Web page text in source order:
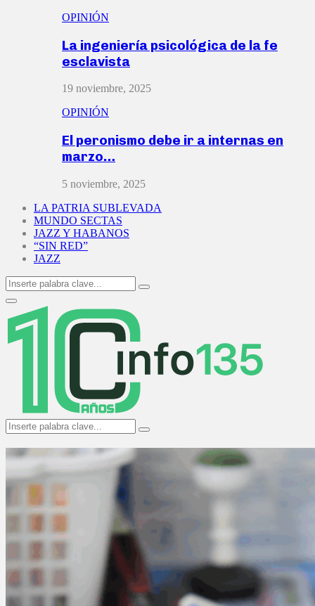
OPINIÓN
La ingeniería psicológica de la fe
esclavista
19 noviembre, 2025
OPINIÓN
El peronismo debe ir a internas en
marzo…
5 noviembre, 2025
LA PATRIA SUBLEVADA
MUNDO SECTAS
JAZZ Y HABANOS
“SIN RED”
JAZZ
Search
for:
Search
Primary
Menu
Search
for:
Search